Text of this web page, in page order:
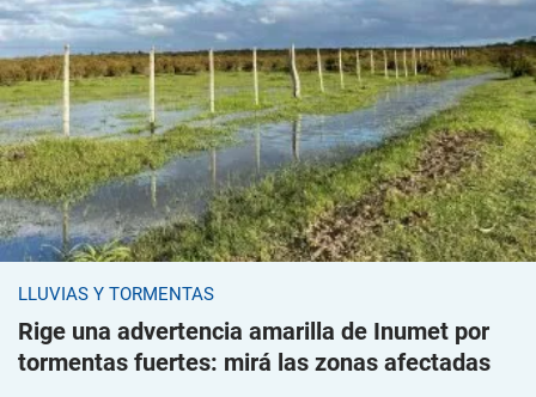
LLUVIAS Y TORMENTAS
Rige una advertencia amarilla de Inumet por
tormentas fuertes: mirá las zonas afectadas